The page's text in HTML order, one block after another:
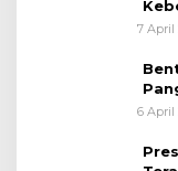
7 April
6 April